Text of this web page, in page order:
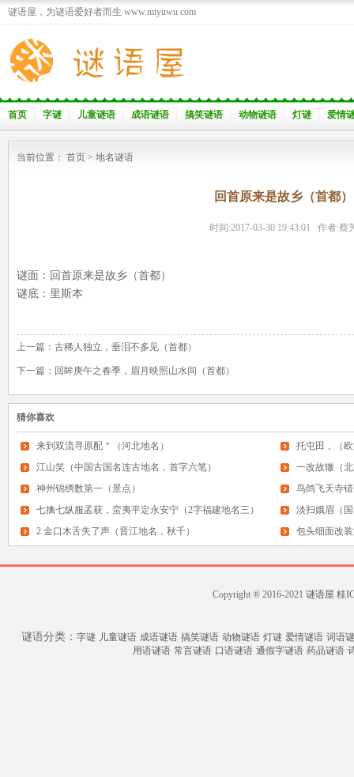
谜语屋，为谜语爱好者而生 www.miyuwu.com
首页 字谜 儿童谜语 成语谜语 搞笑谜语 动物谜语 灯谜 爱情
当前位置： 首页 > 地名谜语
回首原来是故乡（首都）
时间:2017-03-30 19:43:01 作者:蔡
谜面：回首原来是故乡（首都）
谜底：里斯本
上一篇： 古稀人独立，垂泪不多见（首都）
下一篇： 回眸庚午之春季，眉月映照山水间（首都）
猜你喜欢
来到双流寻原配＂（河北地名）
托屯田，（
江山笑（中国古国名连古地名，首字六笔）
一改故辙（
神州锦绣数第一（景点）
鸟鸽飞天寺
七擒七纵服孟获，蛮夷平定永安宁（2字福建地名三）
淡扫娥眉（
2.金口木舌失了声（晋江地名，秋千）
包头细面改
Copyright ® 2016-2021 谜语屋 桂
谜语分类： 字谜 儿童谜语 成语谜语 搞笑谜语 动物谜语 灯谜 爱情谜语 词语
用语谜语 常言谜语 口语谜语 通假字谜语 药品谜语